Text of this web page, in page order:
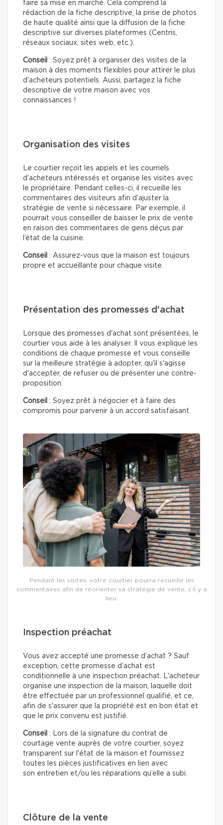
faire sa mise en marché. Cela comprend la
rédaction de la fiche descriptive, la prise de photos
de haute qualité ainsi que la diffusion de la fiche
descriptive sur diverses plateformes (Centris,
réseaux sociaux, sites web, etc.).
Conseil : Soyez prêt à organiser des visites de la
maison à des moments flexibles pour attirer le plus
d'acheteurs potentiels. Aussi, partagez la fiche
descriptive de votre maison avec vos
connaissances !
Organisation des visites
Le courtier reçoit les appels et les courriels
d’acheteurs intéressés et organise les visites avec
le propriétaire. Pendant celles-ci, il recueille les
commentaires des visiteurs afin d’ajuster la
stratégie de vente si nécessaire. Par exemple, il
pourrait vous conseiller de baisser le prix de vente
en raison des commentaires de gens déçus par
l’état de la cuisine.
Conseil : Assurez-vous que la maison est toujours
propre et accueillante pour chaque visite.
Présentation des promesses d'achat
Lorsque des promesses d'achat sont présentées, le
courtier vous aide à les analyser. Il vous explique les
conditions de chaque promesse et vous conseille
sur la meilleure stratégie à adopter, qu'il s'agisse
d'accepter, de refuser ou de présenter une contre-
proposition.
Conseil : Soyez prêt à négocier et à faire des
compromis pour parvenir à un accord satisfaisant.
Pendant les visites, votre courtier pourra recueillir les
commentaires afin de réorienter sa stratégie de vente, s’il y a
lieu.
Inspection préachat
Vous avez accepté une promesse d’achat ? Sauf
exception, cette promesse d’achat est
conditionnelle à une inspection préachat. L'acheteur
organise une inspection de la maison, laquelle doit
être effectuée par un professionnel qualifié, et ce,
afin de s'assurer que la propriété est en bon état et
que le prix convenu est justifié.
Conseil : Lors de la signature du contrat de
courtage vente auprès de votre courtier, soyez
transparent sur l'état de la maison et fournissez
toutes les pièces justificatives en lien avec
son entretien et/ou les réparations qu’elle a subi.
Clôture de la vente